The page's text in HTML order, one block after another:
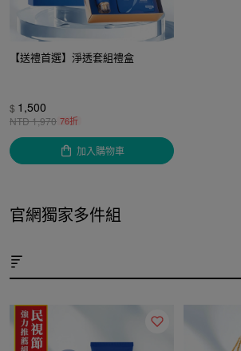
【送禮首選】淨透套組禮盒
$ 1,500
NTD1,970 76折
加入購物車
官網獨家多件組